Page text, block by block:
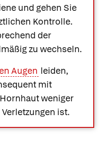
und gehen Sie
Kontrolle.
der
zu wechseln.
Augen leiden,
mit
weniger
ist.